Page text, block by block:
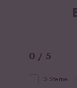
0 / 5
5 Sterne